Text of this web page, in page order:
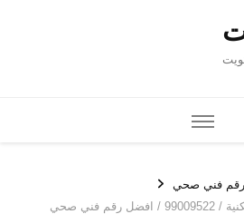
رقم فني صحي
رقم فني صحي الشويخ السكنية / 99009522 / افضل رقم فني صحي